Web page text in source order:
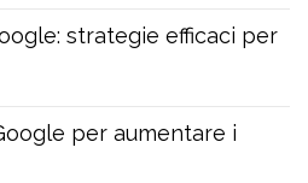
strategie efficaci per
per aumentare i